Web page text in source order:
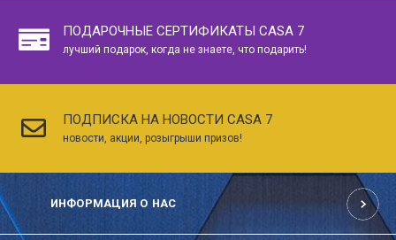
ПОДАРОЧНЫЕ СЕРТИФИКАТЫ CASA 7
лучший подарок, когда не знаете, что подарить!
ПОДПИСКА НА НОВОСТИ CASA 7
новости, акции, розыгрыши призов!
ИНФОРМАЦИЯ О НАС